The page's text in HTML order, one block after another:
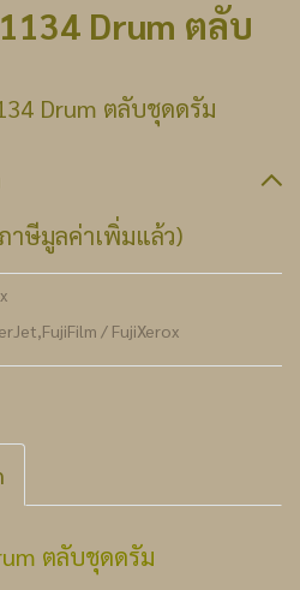
Drum ตลับ
Drum ตลับชุดดรัม
าษีมูลค่าเพิ่มแล้ว)
,FujiFilm / FujiXerox
ตลับชุดดรัม